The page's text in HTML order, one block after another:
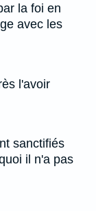
la foi en
avec les
l'avoir
sanctifiés
il n'a pas